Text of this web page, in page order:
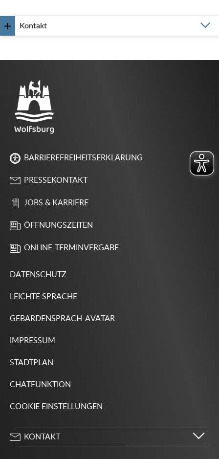
Kontakt
BARRIEREFREIHEITSERKLÄRUNG
PRESSEKONTAKT
JOBS & KARRIERE
ÖFFNUNGSZEITEN
ONLINE-TERMINVERGABE
DATENSCHUTZ
LEICHTE SPRACHE
GEBÄRDENSPRACH-AVATAR
IMPRESSUM
STADTPLAN
CHATFUNKTION
COOKIE EINSTELLUNGEN
KONTAKT